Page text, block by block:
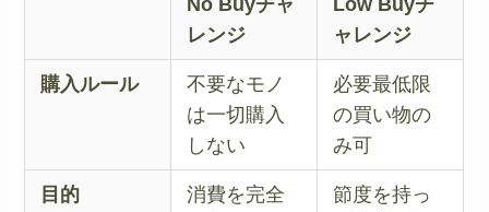
レンジ
ャレンジ
購入ルール
不要なモノ
は一切購入
しない
必要最低限
の買い物の
み可
目的
消費を完全
節度を持っ